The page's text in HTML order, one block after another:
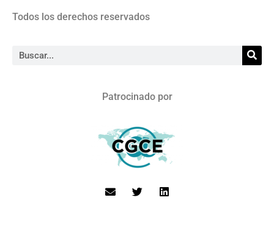
Todos los derechos reservados
Patrocinado por